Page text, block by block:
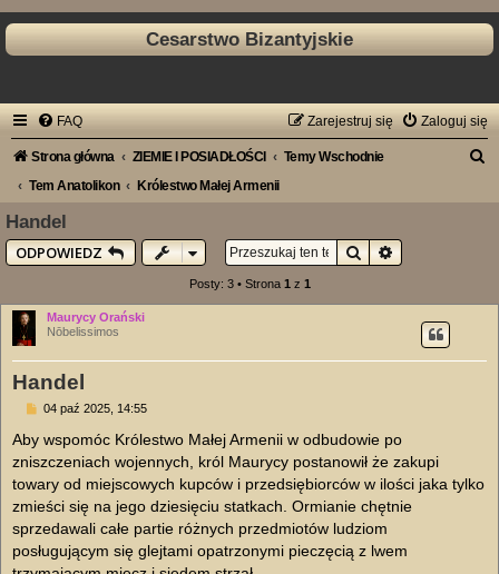
Cesarstwo Bizantyjskie
FAQ Zaloguj się
Zarejestruj się
Strona główna ZIEMIE I POSIADŁOŚCI
Temy Wschodnie
Tem Anatolikon
Królestwo Małej Armenii
j
Handel
ODPOWIEDZ
Szukaj
Posty: 3 • Strona 1 z 1
Maurycy Orański
Nōbelissimos
Handel
P
s
04 paź 2025, 14:55
Aby wspomóc Królestwo Małej Armenii w odbudowie po
zniszczeniach wojennych, król Maurycy postanowił że zakupi
towary od miejscowych kupców i przedsiębiorców w ilości jaka tylko
zmieści się na jego dziesięciu statkach. Ormianie chętnie
sprzedawali całe partie różnych przedmiotów ludziom
posługującym się glejtami opatrzonymi pieczęcią z lwem